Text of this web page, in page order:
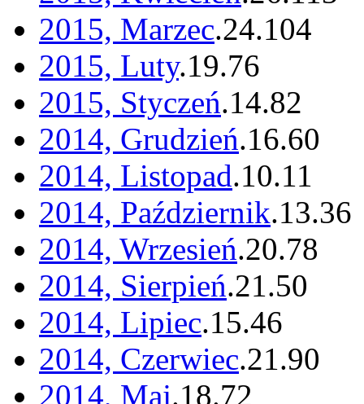
2015, Marzec.24.104
2015, Luty.19.76
2015, Styczeń.14.82
2014, Grudzień.16.60
2014, Listopad.10.11
2014, Październik.13.36
2014, Wrzesień.20.78
2014, Sierpień.21.50
2014, Lipiec.15.46
2014, Czerwiec.21.90
2014, Maj.18.72